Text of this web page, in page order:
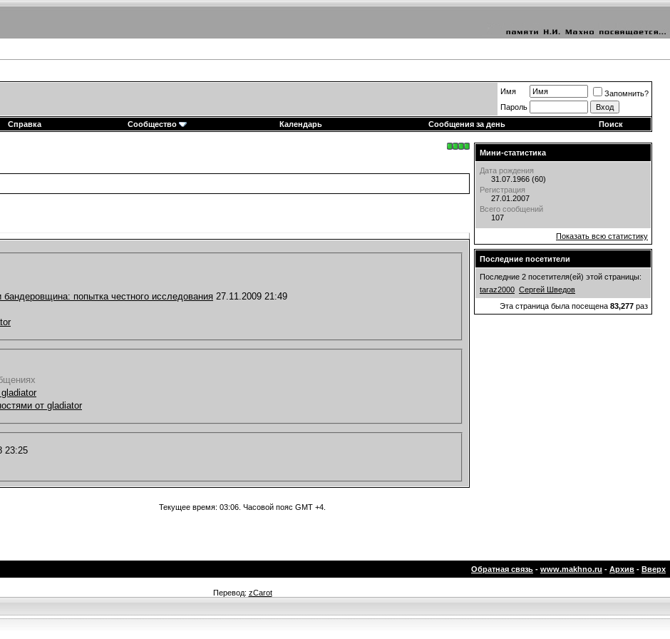
Имя
Запомнить?
Пароль
Справка Сообщество Календарь Сообщения за день Поиск
бандеровщина: попытка честного исследования 27.11.2009 21:49
от gladiator
23:25
Мини-статистика
Дата рождения
31.07.1966 (60)
Регистрация
27.01.2007
Всего сообщений
107
Показать всю статистику
Последние посетители
Последние 2 посетителя(ей) этой страницы:
taraz2000 Сергей Шведов
Эта страница была посещена 83,277 раз
Текущее время: 03:06 . Часовой пояс GMT +4.
Обратная связь - www.makhno.ru - Архив - Вверх
Перевод: zCarot